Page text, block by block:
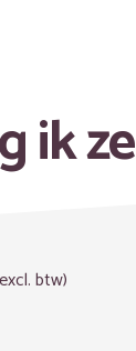
ik ze
btw)